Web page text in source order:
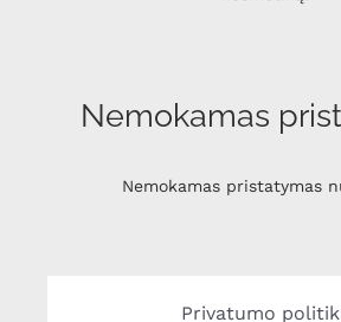
Nemokamas
Nemokamas pristatymas
Privatumo